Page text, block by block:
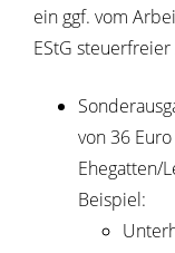
ein ggf. vom
EStG
von 36
Ehegatten/
Beispiel: